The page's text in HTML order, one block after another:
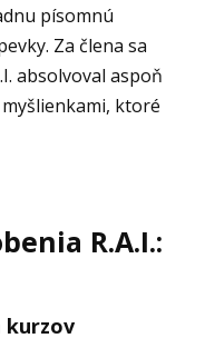
písomnú
Za člena sa
absolvoval aspoň
ktoré
R.A.I.:
kurzov